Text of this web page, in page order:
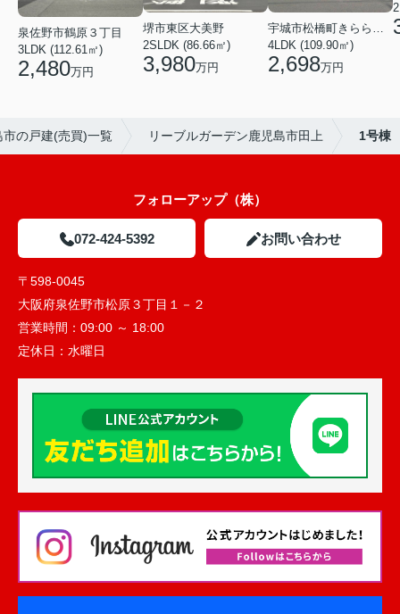
泉佐野市鶴原３丁目
3LDK (112.61㎡)
2,480万円
堺市東区大美野
2SLDK (86.66㎡)
3,980万円
4LDK (109.90㎡)
2,698万円
市の戸建(売買)一覧 リーブルガーデン鹿児島市田上 1号棟
フォローアップ（株）
072-424-5392 お問い合わせ
〒598-0045
大阪府泉佐野市松原３丁目１－２
営業時間： 09:00 ～ 18:00
定休日： 水曜日